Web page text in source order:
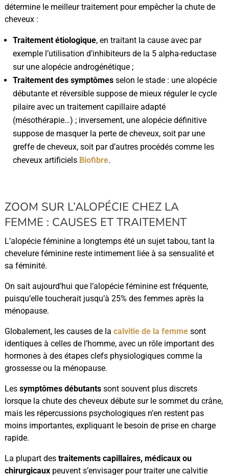
détermine le meilleur traitement pour empêcher la chute de
cheveux :
Traitement étiologique, en traitant la cause avec par
exemple l’utilisation d’inhibiteurs de la 5 alpha-reductase
sur une alopécie androgénétique ;
Traitement des symptômesselon le stade : une alopécie
débutante et réversible suppose de mieux réguler le cycle
pilaire avec un traitement capillaire adapté
(mésothérapie…) ; inversement, une alopécie définitive
suppose de masquer la perte de cheveux, soit par une
greffe de cheveux, soit par d’autres procédés comme les
cheveux artificiels Biofibre.
ZOOM SUR L’ALOPÉCIE CHEZ LA
FEMME : CAUSES ET TRAITEMENT
L’alopécie féminine a longtemps été un sujet tabou, tant la
chevelure féminine reste intimement liée à sa sensualité et
sa féminité.
On sait aujourd’hui que l’alopécie féminine est fréquente,
puisqu’elle toucherait jusqu’à 25% des femmes après la
ménopause.
Globalement, les causes de la calvitie de la femmesont
identiques à celles de l’homme, avec un rôle important des
hormones à des étapes clefs physiologiques comme la
grossesse ou la ménopause.
Les symptômes débutantssont souvent plus discrets
lorsque la chute des cheveux débute sur le sommet du crâne,
mais les répercussions psychologiques n’en restent pas
moins importantes, expliquant le besoin de prise en charge
rapide.
La plupart des traitements capillaires, médicaux ou
chirurgicauxpeuvent s’envisager pour traiter une calvitie